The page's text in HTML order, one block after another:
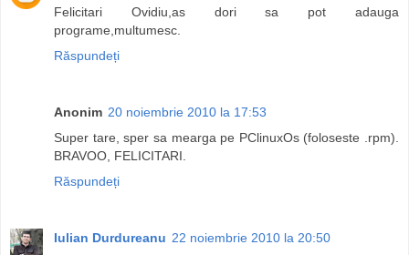
Felicitari Ovidiu,as dori sa pot adauga
programe,multumesc.
Răspundeți
Anonim 20 noiembrie 2010 la 17:53
Super tare, sper sa mearga pe PClinuxOs (foloseste .rpm).
BRAVOO, FELICITARI.
Răspundeți
Iulian Durdureanu 22 noiembrie 2010 la 20:50